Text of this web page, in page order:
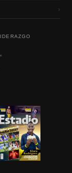
›